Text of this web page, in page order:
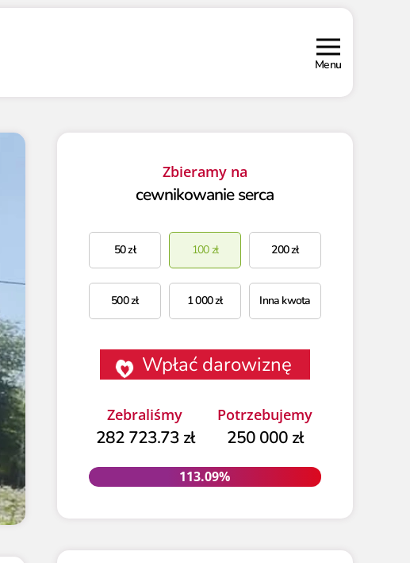
Menu
Zbieramy na
cewnikowanie serca
50zł 100zł 200zł
500zł 1 000zł Inna kwota
Wpłać darowiznę
Zebraliśmy
282 723.73 zł
Potrzebujemy
250 000 zł
113.09%
113.09%